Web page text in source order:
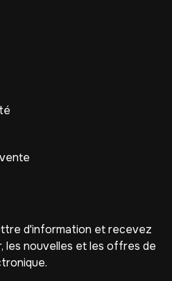
d'information et recevez
les nouvelles et les offres de